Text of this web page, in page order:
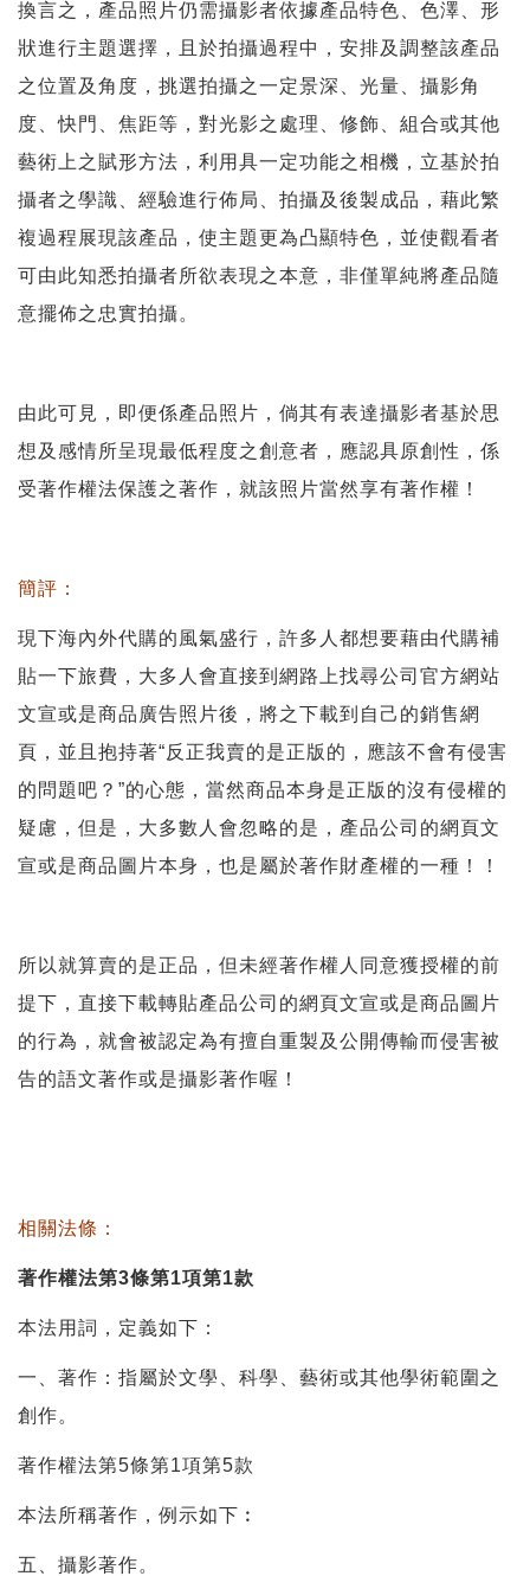
換言之，產品照片仍需攝影者依據產品特色、色澤、形
狀進行主題選擇，且於拍攝過程中，安排及調整該產品
之位置及角度，挑選拍攝之一定景深、光量、攝影角
度、快門、焦距等，對光影之處理、修飾、組合或其他
藝術上之賦形方法，利用具一定功能之相機，立基於拍
攝者之學識、經驗進行佈局、拍攝及後製成品，藉此繁
複過程展現該產品，使主題更為凸顯特色，並使觀看者
可由此知悉拍攝者所欲表現之本意，非僅單純將產品隨
意擺佈之忠實拍攝。
由此可見，即便係產品照片，倘其有表達攝影者基於思
想及感情所呈現最低程度之創意者，應認具原創性，係
受著作權法保護之著作，就該照片當然享有著作權！
簡評：
現下海內外代購的風氣盛行，許多人都想要藉由代購補
貼一下旅費，大多人會直接到網路上找尋公司官方網站
文宣或是商品廣告照片後，將之下載到自己的銷售網
頁，並且抱持著“反正我賣的是正版的，應該不會有侵害
的問題吧？”的心態，當然商品本身是正版的沒有侵權的
疑慮，但是，大多數人會忽略的是，產品公司的網頁文
宣或是商品圖片本身，也是屬於著作財產權的一種！！
所以就算賣的是正品，但未經著作權人同意獲授權的前
提下，直接下載轉貼產品公司的網頁文宣或是商品圖片
的行為，就會被認定為有擅自重製及公開傳輸而侵害被
告的語文著作或是攝影著作喔！
相關法條：
著作權法第3條第1項第1款
本法用詞，定義如下：
一、著作：指屬於文學、科學、藝術或其他學術範圍之
創作。
著作權法第5條第1項第5款
本法所稱著作，例示如下︰
五、攝影著作。